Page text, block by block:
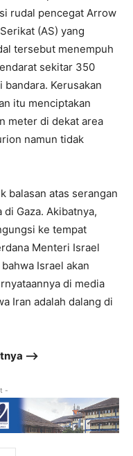
rudal pencegat Arrow
(AS) yang
tersebut menempuh
sekitar 350
Kerusakan
itu menciptakan
meter di dekat area
namun tidak
balasan atas serangan
Gaza. Akibatnya,
ke tempat
Menteri Israel
Israel akan
di media
Iran adalah dalang di
–>
-